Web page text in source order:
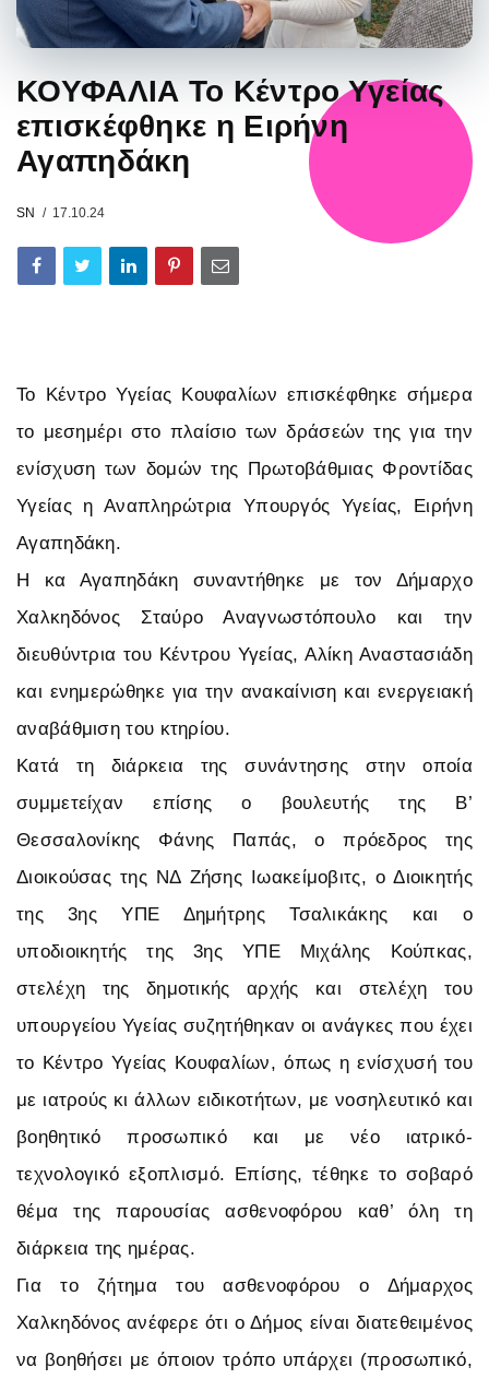
ΚΟΥΦΑΛΙΑ Το Κέντρο Υγείας
επισκέφθηκε η Ειρήνη
Αγαπηδάκη
SN 17.10.24
Το Κέντρο Υγείας Κουφαλίων επισκέφθηκε σήμερα
το μεσημέρι στο πλαίσιο των δράσεών της για την
ενίσχυση των δομών της Πρωτοβάθμιας Φροντίδας
Υγείας η Αναπληρώτρια Υπουργός Υγείας, Ειρήνη
Αγαπηδάκη.
Η κα Αγαπηδάκη συναντήθηκε με τον Δήμαρχο
Χαλκηδόνος Σταύρο Αναγνωστόπουλο και την
διευθύντρια του Κέντρου Υγείας, Αλίκη Αναστασιάδη
και ενημερώθηκε για την ανακαίνιση και ενεργειακή
αναβάθμιση του κτηρίου.
Κατά τη διάρκεια της συνάντησης στην οποία
συμμετείχαν επίσης ο βουλευτής της Β’
Θεσσαλονίκης Φάνης Παπάς, ο πρόεδρος της
Διοικούσας της ΝΔ Ζήσης Ιωακείμοβιτς, ο Διοικητής
της 3ης ΥΠΕ Δημήτρης Τσαλικάκης και ο
υποδιοικητής της 3ης ΥΠΕ Μιχάλης Κούπκας,
στελέχη της δημοτικής αρχής και στελέχη του
υπουργείου Υγείας συζητήθηκαν οι ανάγκες που έχει
το Κέντρο Υγείας Κουφαλίων, όπως η ενίσχυσή του
με ιατρούς κι άλλων ειδικοτήτων, με νοσηλευτικό και
βοηθητικό προσωπικό και με νέο ιατρικό-
τεχνολογικό εξοπλισμό. Επίσης, τέθηκε το σοβαρό
θέμα της παρουσίας ασθενοφόρου καθ’ όλη τη
διάρκεια της ημέρας.
Για το ζήτημα του ασθενοφόρου ο Δήμαρχος
Χαλκηδόνος ανέφερε ότι ο Δήμος είναι διατεθειμένος
να βοηθήσει με όποιον τρόπο υπάρχει (προσωπικό,